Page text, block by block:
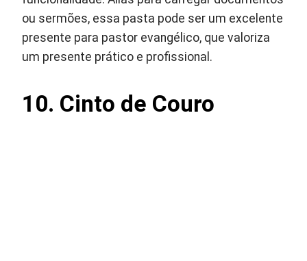
ou sermões, essa pasta pode ser um excelente
presente para pastor evangélico, que valoriza
um presente prático e profissional.
10. Cinto de Couro